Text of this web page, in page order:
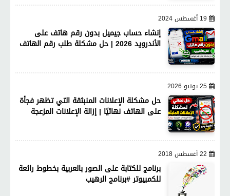
19 أغسطس 2024
إنشاء حساب جيميل بدون رقم هاتف على
الأندرويد 2026 | حل مشكلة طلب رقم الهاتف
25 يونيو 2026
حل مشكلة الإعلانات المنبثقة التي تظهر فجأة
على الهاتف نهائيًا | إزالة الإعلانات المزعجة
22 أغسطس 2018
برنامج للكتابة على الصور بالعربية بخطوط رائعة
للكمبيوتر #برنامج الرهيب